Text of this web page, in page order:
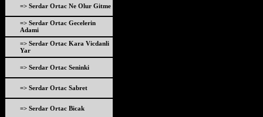
=> Serdar Ortac Ne Olur Gitme
=> Serdar Ortac Gecelerin
Adami
=> Serdar Ortac Kara Vicdanli
Yar
=> Serdar Ortac Seninki
=> Serdar Ortac Sabret
=> Serdar Ortac Bicak